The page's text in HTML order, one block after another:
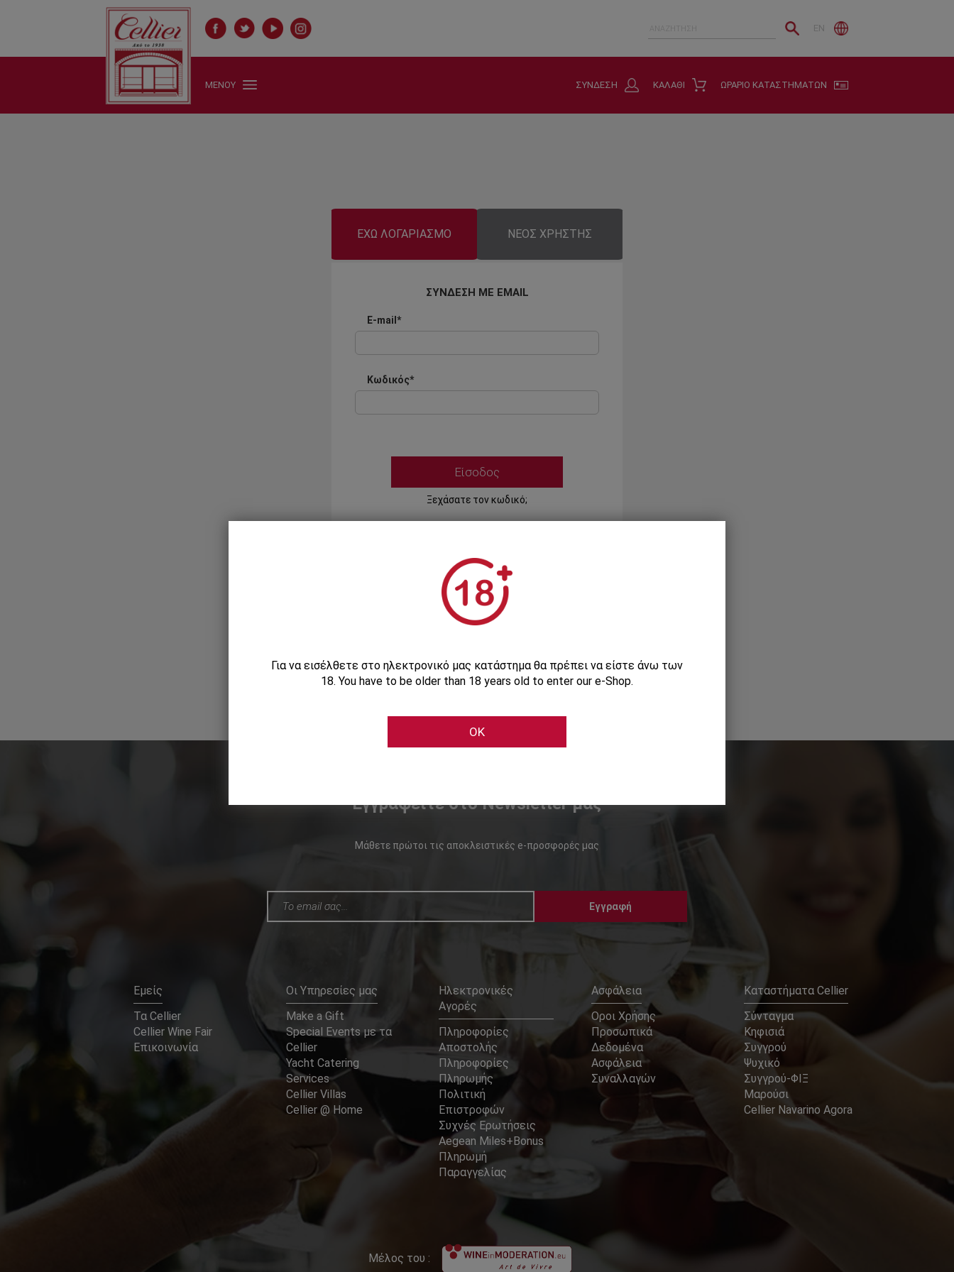
EN
ΜΕΝΟΥ ΩΡΑΡΙΟ ΚΑΤΑΣΤΗΜΑΤΩΝ
ΚΑΛΑΘΙ
ΣΥΝΔΕΣΗ
ΕΧΩ ΛΟΓΑΡΙΑΣΜΟ ΝΕΟΣ ΧΡΗΣΤΗΣ
ΣΥΝΔΕΣΗ ΜΕ EMAIL
E-mail*
Κωδικός*
Ξεχάσατε τον κωδικό;
ΣΥΝΔΕΣΗ ΜΕ ...
Εγγραφείτε στο Newsletter μας
Μάθετε πρώτοι τις αποκλειστικές e-προσφορές μας
Εγγραφή
Εμείς
Τα Cellier
Cellier Wine Fair
Επικοινωνία
Οι Υπηρεσίες μας
Make a Gift
Special Events με τα
Cellier
Yacht Catering
Services
Cellier Villas
Cellier @ Home
Ηλεκτρονικές
Αγορές
Πληροφορίες
Αποστολής
Πληροφορίες
Πληρωμής
Πολιτική
Επιστροφών
Συχνές Ερωτήσεις
Aegean Miles+Bonus
Πληρωμή
Παραγγελίας
Ασφάλεια
Οροι Χρήσης
Προσωπικά
Δεδομένα
Ασφάλεια
Συναλλαγών
Καταστήματα Cellier
Σύνταγμα
Κηφισιά
Συγγρού
Ψυχικό
Συγγρού-ΦΙΞ
Μαρούσι
Cellier Navarino Agora
Μέλος του :
Για να εισέλθετε στο ηλεκτρονικό μας κατάστημα θα πρέπει να είστε άνω των
18. You have to be older than 18 years old to enter our e-Shop.
OK